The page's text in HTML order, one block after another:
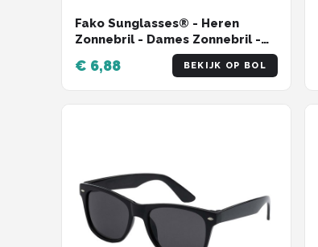
Fako Sunglasses® - Heren
Zonnebril - Dames Zonnebril -
Classic - UV400 - Paars
€ 6,88 BEKIJK OP BOL